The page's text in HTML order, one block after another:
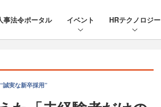
事法令ポータル イベント HRテクノロジー
誠実な新卒採用”